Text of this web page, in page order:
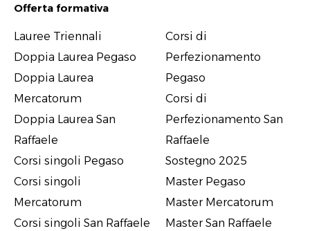
Offerta formativa
Lauree Triennali
Doppia Laurea Pegaso
Doppia Laurea
Mercatorum
Doppia Laurea San
Raffaele
Corsi singoli Pegaso
Corsi singoli
Mercatorum
Corsi singoli San Raffaele
Corsi di
Perfezionamento
Pegaso
Corsi di
Perfezionamento San
Raffaele
Sostegno 2025
Master Pegaso
Master Mercatorum
Master San Raffaele